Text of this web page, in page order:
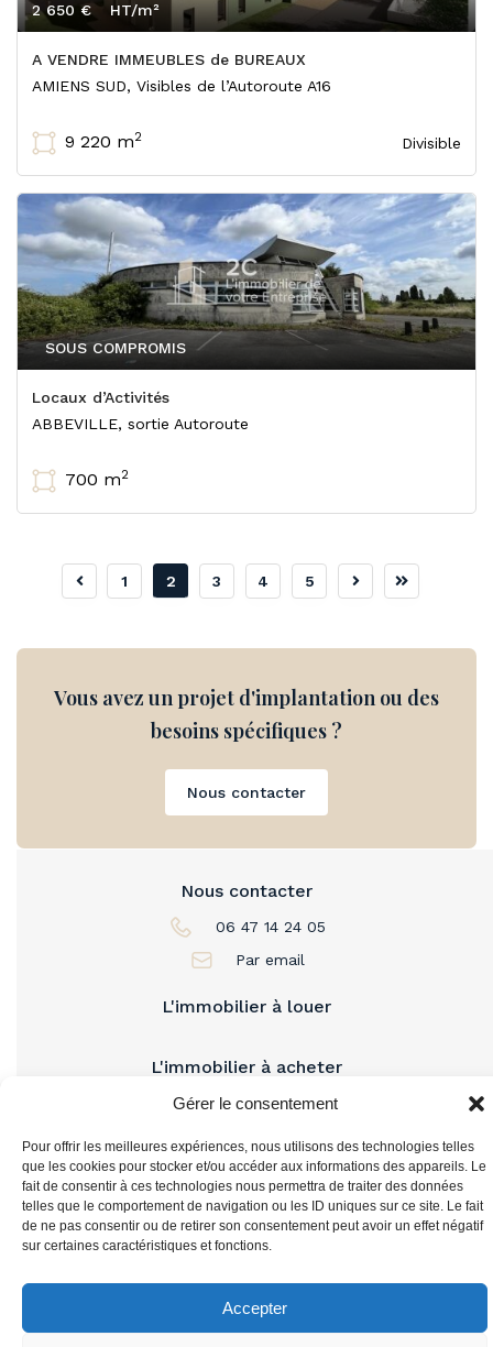
Gérer le consentement
Pour offrir les meilleures expériences, nous utilisons des technologies telles
que les cookies pour stocker et/ou accéder aux informations des appareils. Le
fait de consentir à ces technologies nous permettra de traiter des données
telles que le comportement de navigation ou les ID uniques sur ce site. Le fait
de ne pas consentir ou de retirer son consentement peut avoir un effet négatif
sur certaines caractéristiques et fonctions.
Accepter
A VENDRE IMMEUBLES de BUREAUX
Divisible
2 650 € HT/m²
AMIENS SUD, Visibles de l’Autoroute A16
9 220 m2
Locaux d’Activités
SOUS COMPROMIS
ABBEVILLE, sortie Autoroute
700 m2
1 2 3 4 5
Vous avez un projet d'implantation ou des
besoins spécifiques ?
Nous contacter
L'immobilier à louer
L'immobilier à acheter
Nous contacter
06 47 14 24 05
Par email